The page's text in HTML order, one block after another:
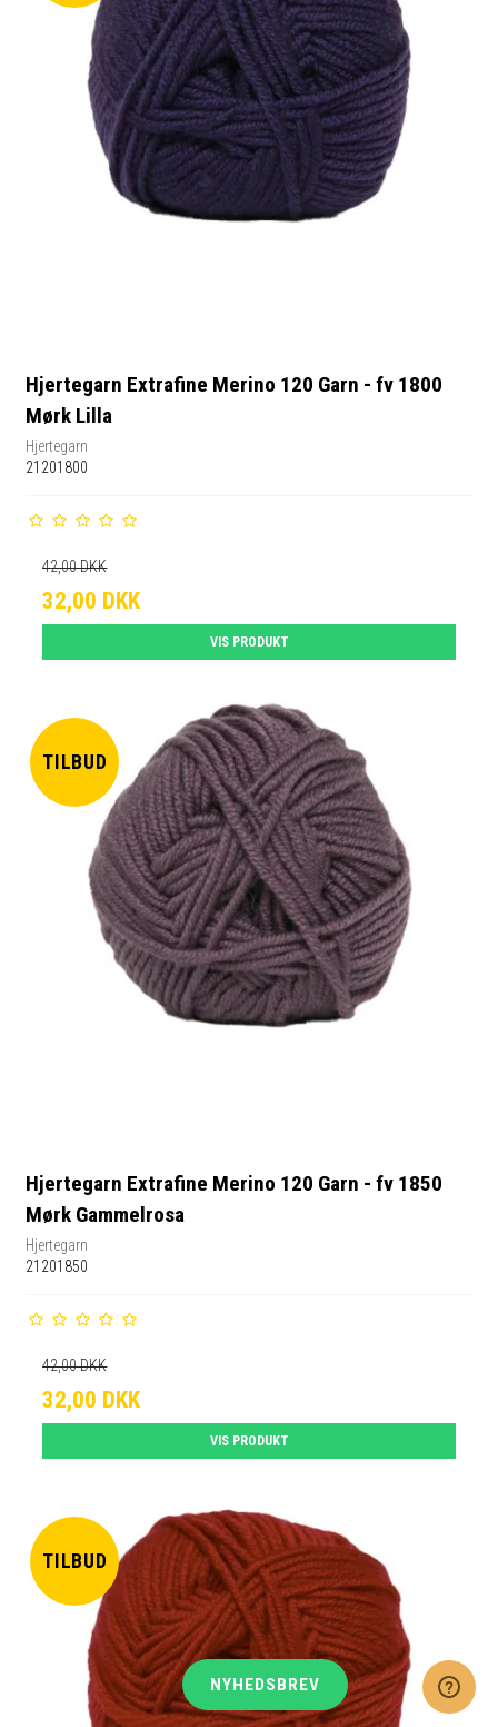
Hjertegarn Extrafine Merino 120 Garn - fv 1800
Mørk Lilla
Hjertegarn
21201800
42,00 DKK
32,00 DKK
VIS PRODUKT
TILBUD
Hjertegarn Extrafine Merino 120 Garn - fv 1850
Mørk Gammelrosa
Hjertegarn
21201850
42,00 DKK
32,00 DKK
VIS PRODUKT
TILBUD
NYHEDSBREV